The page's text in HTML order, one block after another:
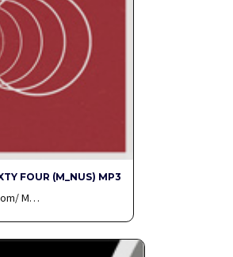
FOUR (M_NUS) MP3
M…